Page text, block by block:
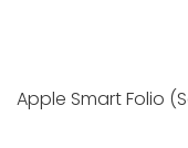
Apple Smart Folio